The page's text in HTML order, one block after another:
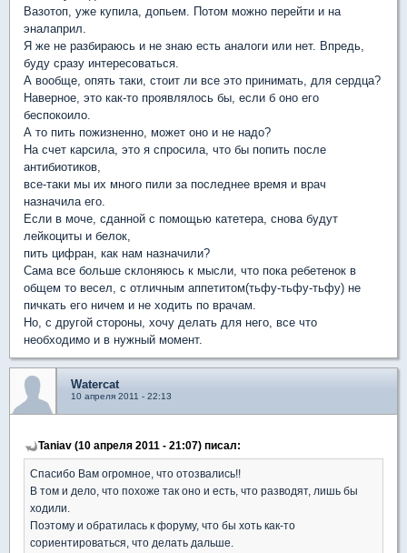
Вазотоп, уже купила, допьем. Потом можно перейти и на
эналаприл.
Я же не разбираюсь и не знаю есть аналоги или нет. Впредь,
буду сразу интересоваться.
А вообще, опять таки, стоит ли все это принимать, для сердца?
Наверное, это как-то проявлялось бы, если б оно его
беспокоило.
А то пить пожизненно, может оно и не надо?
На счет карсила, это я спросила, что бы попить после
антибиотиков,
все-таки мы их много пили за последнее время и врач
назначила его.
Если в моче, сданной с помощью катетера, снова будут
лейкоциты и белок,
пить цифран, как нам назначили?
Сама все больше склоняюсь к мысли, что пока ребетенок в
общем то весел, с отличным аппетитом(тьфу-тьфу-тьфу) не
пичкать его ничем и не ходить по врачам.
Но, с другой стороны, хочу делать для него, все что
необходимо и в нужный момент.
Watercat
10 апреля 2011 - 22:13
Taniav (10 апреля 2011 - 21:07) писал:
Спасибо Вам огромное, что отозвались!!
В том и дело, что похоже так оно и есть, что разводят, лишь бы
ходили.
Поэтому и обратилась к форуму, что бы хоть как-то
сориентироваться, что делать дальше.